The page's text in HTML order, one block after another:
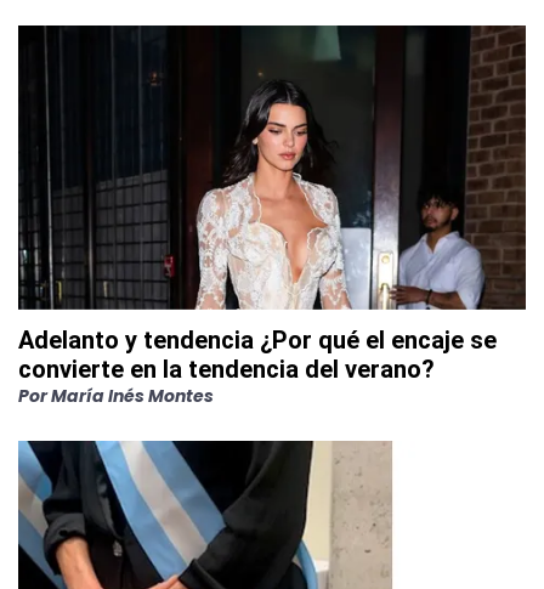
Adelanto y tendencia ¿Por qué el encaje se
convierte en la tendencia del verano?
PorMaría Inés Montes